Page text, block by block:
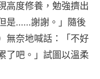
高度修養，勉強擠出
是......謝謝。」隨後
無奈地喊話：「不好
了吧。」試圖以溫柔